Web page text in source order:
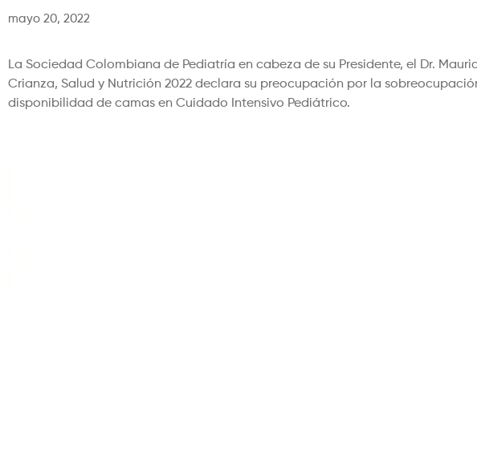
mayo 20, 2022
La Sociedad Colombiana de Pediatría en cabeza de su Presidente, el Dr.
Crianza, Salud y Nutrición 2022 declara su preocupación por la
disponibilidad de camas en Cuidado Intensivo Pediátrico.